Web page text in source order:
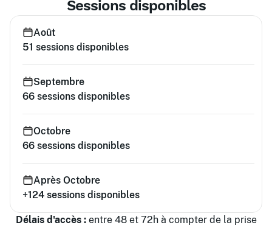
Sessions disponibles
Août
51 sessions disponibles
Septembre
66 sessions disponibles
Octobre
66 sessions disponibles
Après Octobre
+124 sessions disponibles
Délais d'accès :entre 48 et 72h à compter de la prise